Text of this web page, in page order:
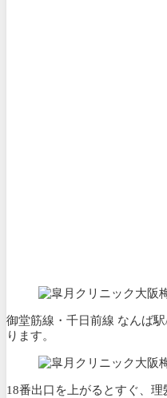
御堂筋線・千日前線 なんば
ります。
18番出口を上がるとすぐ、理